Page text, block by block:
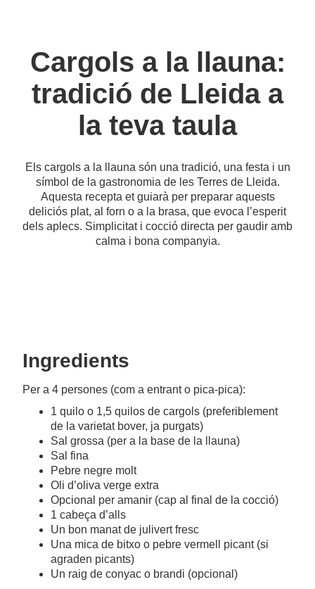
Cargols a la llauna:
tradició de Lleida a
la teva taula
Els cargols a la llauna són una tradició, una festa i un
símbol de la gastronomia de les Terres de Lleida.
Aquesta recepta et guiarà per preparar aquests
deliciós plat, al forn o a la brasa, que evoca l’esperit
dels aplecs. Simplicitat i cocció directa per gaudir amb
calma i bona companyia.
Ingredients
Per a 4 persones (com a entrant o pica-pica):
1 quilo o 1,5 quilos de cargols (preferiblement
de la varietat bover, ja purgats)
Sal grossa (per a la base de la llauna)
Sal fina
Pebre negre molt
Oli d’oliva verge extra
Opcional per amanir (cap al final de la cocció)
1 cabeça d’alls
Un bon manat de julivert fresc
Una mica de bitxo o pebre vermell picant (si
agraden picants)
Un raig de conyac o brandi (opcional)